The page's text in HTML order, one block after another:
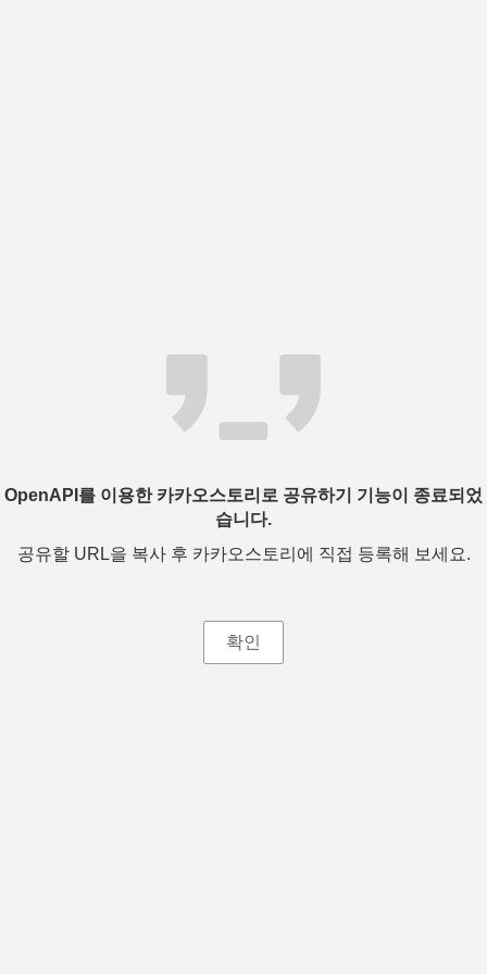
OpenAPI를 이용한 카카오스토리로 공유하기 기능이 종료되었
습니다.
공유할 URL을 복사 후 카카오스토리에 직접 등록해 보세요.
확인